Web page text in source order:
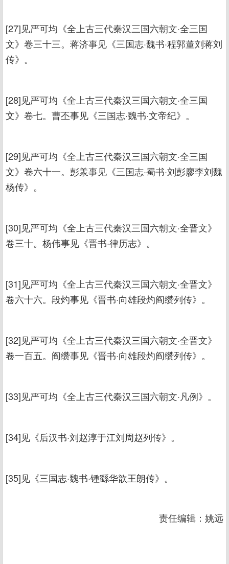
[27]见严可均《全上古三代秦汉三国六朝文·全三国
文》卷三十三。蒋济事见《三国志·魏书·程郭董刘蒋刘
传》。
[28]见严可均《全上古三代秦汉三国六朝文·全三国
文》卷七。曹丕事见《三国志·魏书·文帝纪》。
[29]见严可均《全上古三代秦汉三国六朝文·全三国
文》卷六十一。彭羕事见《三国志·蜀书·刘彭廖李刘魏
杨传》。
[30]见严可均《全上古三代秦汉三国六朝文·全晋文》
卷三十。杨伟事见《晋书·律历志》。
[31]见严可均《全上古三代秦汉三国六朝文·全晋文》
卷六十六。段灼事见《晋书·向雄段灼阎缵列传》。
[32]见严可均《全上古三代秦汉三国六朝文·全晋文》
卷一百五。阎缵事见《晋书·向雄段灼阎缵列传》。
[33]见严可均《全上古三代秦汉三国六朝文·凡例》。
[34]见《后汉书·刘赵淳于江刘周赵列传》。
[35]见《三国志·魏书·锺繇华歆王朗传》。
责任编辑：姚远